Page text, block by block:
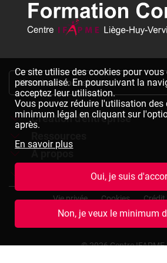
Ce site utilise des cookies pour
personnalisé. En poursuivant la
acceptez leur utilisation.
Vous pouvez réduire l'utilisation des
minimum légal en cliquant sur
après.
En savoir plus
Oui, je suis
Non, je veux le minimum
S'inscrire à la newsletter
Création d'entreprise
Formations à la création d'entreprise
Chèques formation à la création
Bulletin d'inscription à télécharger
À propos
Le centre IFAPME Liège-Huy-Verviers
Nos missions et valeurs
Devenir formateur
Rejoindre notre équipe
Consulter des offres d'emplois
Pied
(termes
Vie privée Cookies
© 2026 Centre IFAPME